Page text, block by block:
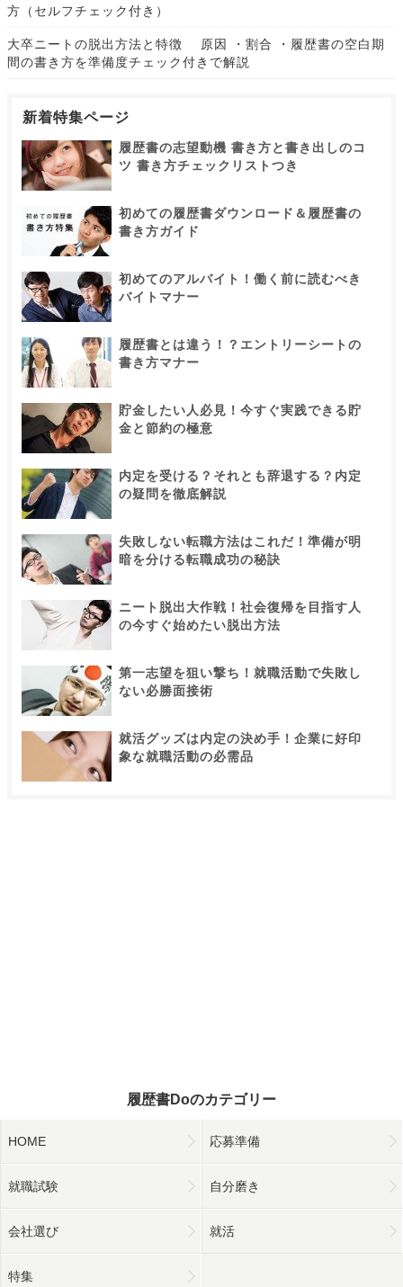
方（セルフチェック付き）
大卒ニートの脱出方法と特徴 原因 ・割合 ・履歴書の空白期
間の書き方を準備度チェック付きで解説
新着特集ページ
履歴書の志望動機 書き方と書き出しのコ
ツ 書き方チェックリストつき
初めての履歴書ダウンロード＆履歴書の
書き方ガイド
初めてのアルバイト！働く前に読むべき
バイトマナー
履歴書とは違う！？エントリーシートの
書き方マナー
貯金したい人必見！今すぐ実践できる貯
金と節約の極意
内定を受ける？それとも辞退する？内定
の疑問を徹底解説
失敗しない転職方法はこれだ！準備が明
暗を分ける転職成功の秘訣
ニート脱出大作戦！社会復帰を目指す人
の今すぐ始めたい脱出方法
第一志望を狙い撃ち！就職活動で失敗し
ない必勝面接術
就活グッズは内定の決め手！企業に好印
象な就職活動の必需品
履歴書Doのカテゴリー
HOME 応募準備
就職試験 自分磨き
会社選び 就活
特集